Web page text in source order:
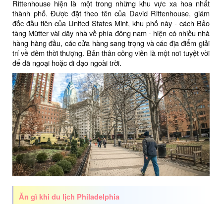
Rittenhouse hiện là một trong những khu vực xa hoa nhất
thành phố. Được đặt theo tên của David Rittenhouse, giám
đốc đầu tiên của United States Mint, khu phố này - cách Bảo
tàng Mütter vài dãy nhà về phía đông nam - hiện có nhiều nhà
hàng hàng đầu, các cửa hàng sang trọng và các địa điểm giải
trí về đêm thời thượng. Bản thân công viên là một nơi tuyệt vời
để dã ngoại hoặc đi dạo ngoài trời.
Ăn gì khi du lịch Philadelphia